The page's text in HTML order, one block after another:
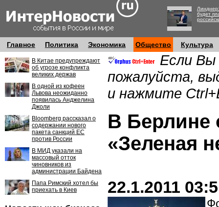
будет
Главное Политика Экономика Общество Культура
В Китае предупреждают
об угрозе конфликта
великих держав
В одной из кофеен
Львова неожиданно
появилась Анджелина
Джоли
Bloomberg рассказал о
содержании нового
пакета санкций ЕС
против России
В МИД указали на
массовый отток
чиновников из
администрации Байдена
Папа Римский хотел бы
приехать в Киев
Если Вы
пожалуйста,
и нажмите
В Берлине
«Зеленая
22.1.2011